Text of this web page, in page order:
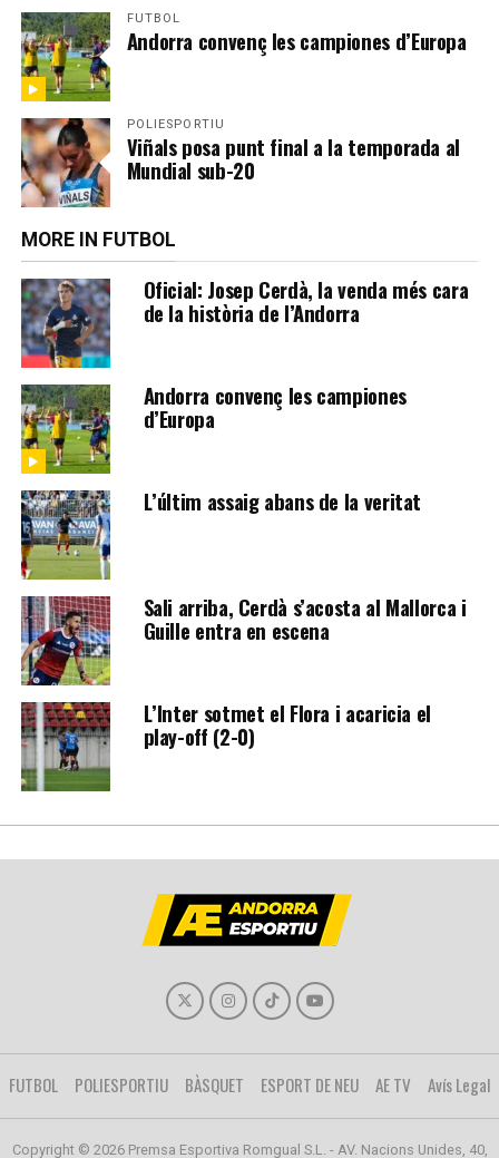
FUTBOL
Andorra convenç les campiones d’Europa
POLIESPORTIU
Viñals posa punt final a la temporada al
Mundial sub-20
MORE IN FUTBOL
Oficial: Josep Cerdà, la venda més cara
de la història de l’Andorra
Andorra convenç les campiones
d’Europa
L’últim assaig abans de la veritat
Sali arriba, Cerdà s’acosta al Mallorca i
Guille entra en escena
L’Inter sotmet el Flora i acaricia el
play-off (2-0)
FUTBOL POLIESPORTIU BÀSQUET ESPORT DE NEU AE TV Avís Legal
Copyright © 2026 Premsa Esportiva Romgual S.L. - AV. Nacions Unides, 40,